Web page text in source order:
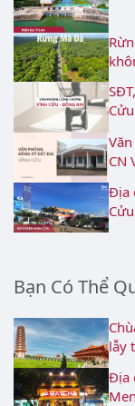
CN
Địa
Bạn Có Thể
lẫy
Địa